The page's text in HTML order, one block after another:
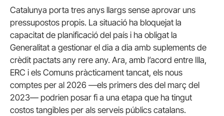
Catalunya porta tres anys llargs sense aprovar uns
pressupostos propis. La situació ha bloquejat la
capacitat de planificació del país i ha obligat la
Generalitat a gestionar el dia a dia amb suplements de
crèdit pactats any rere any. Ara, amb l’acord entre Illa,
ERC i els Comuns pràcticament tancat, els nous
comptes per al 2026 —els primers des del març del
2023— podrien posar fi a una etapa que ha tingut
costos tangibles per als serveis públics catalans.